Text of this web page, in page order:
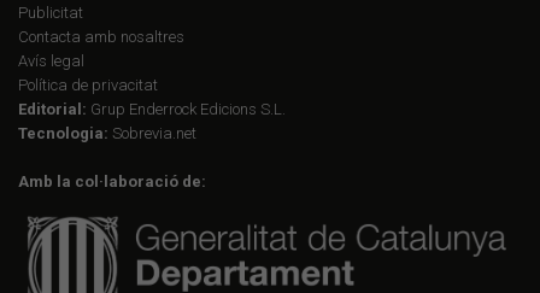
Publicitat
Contacta amb nosaltres
Avís legal
Política de privacitat
Editorial: Grup Enderrock Edicions S.L.
Tecnologia: Sobrevia.net
Amb la col·laboració de: